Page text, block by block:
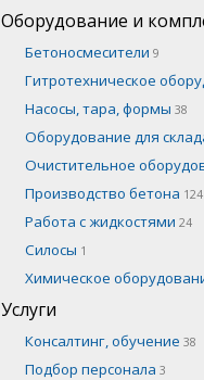
Оборудование и
Бетоносмесители 9
Гитротехническое
Насосы, тара, формы 38
Оборудование для
Очистительное
Производство бетона 124
Работа с жидкостями 24
Силосы 1
Химическое
Услуги
Консалтинг, обучение 38
Подбор персонала 3